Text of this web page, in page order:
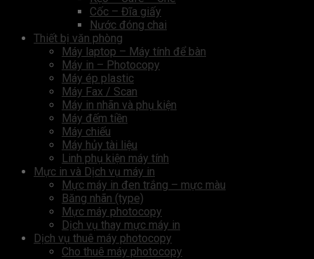
Cốc – Đĩa giấy
Nước đóng chai
Thiết bị văn phòng
Máy laptop – Máy tính để bàn
Máy in – Photocopy
Máy ép plastic
Máy Fax / Scan
Máy in nhãn và phụ kiện
Máy đếm tiền
Máy chiếu
Máy hủy tài liệu
Linh phụ kiện máy tính
Mực in và Dịch vụ máy in
Mực máy in đen trắng – mực màu
Băng nhãn (type)
Mực máy photocopy
Dịch vụ thay mực máy in
Dịch vụ thuê máy photocopy
Cho thuê máy photocopy